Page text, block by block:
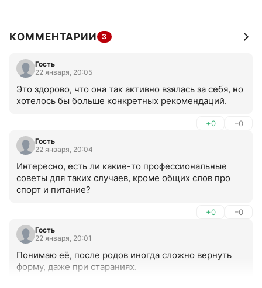
КОММЕНТАРИИ 3
Гость
22 января, 20:05
Это здорово, что она так активно взялась за себя, но
хотелось бы больше конкретных рекомендаций.
+0 –0
Гость
22 января, 20:04
Интересно, есть ли какие-то профессиональные
советы для таких случаев, кроме общих слов про
спорт и питание?
+0 –0
Гость
22 января, 20:01
Понимаю её, после родов иногда сложно вернуть
форму, даже при стараниях.